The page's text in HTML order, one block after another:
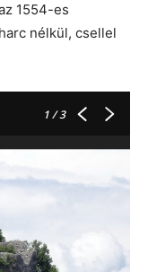
1554-es
nélkül, csellel
1/ 3